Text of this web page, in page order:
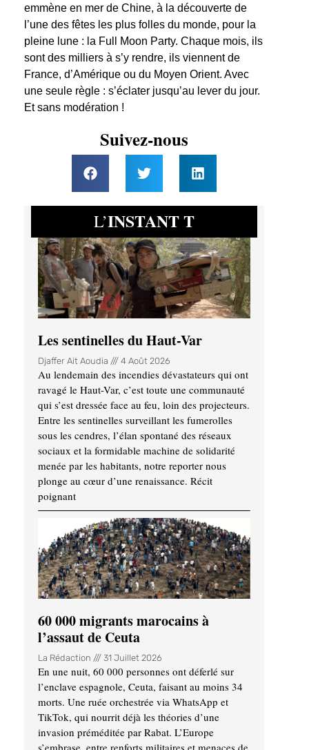
emmène en mer de Chine, à la découverte de
l’une des fêtes les plus folles du monde, pour la
pleine lune : la Full Moon Party. Chaque mois, ils
sont des milliers à s’y rendre, ils viennent de
France, d’Amérique ou du Moyen Orient. Avec
une seule règle : s’éclater jusqu’au lever du jour.
Et sans modération !
Suivez-nous
L’INSTANT T
Les sentinelles du Haut-Var
Djaffer Ait Aoudia 4 Août 2026
Au lendemain des incendies dévastateurs qui ont
ravagé le Haut-Var, c’est toute une communauté
qui s’est dressée face au feu, loin des projecteurs.
Entre les sentinelles surveillant les fumerolles
sous les cendres, l’élan spontané des réseaux
sociaux et la formidable machine de solidarité
menée par les habitants, notre reporter nous
plonge au cœur d’une renaissance. Récit
poignant
60 000 migrants marocains à
l’assaut de Ceuta
La Rédaction 31 Juillet 2026
En une nuit, 60 000 personnes ont déferlé sur
l’enclave espagnole, Ceuta, faisant au moins 34
morts. Une ruée orchestrée via WhatsApp et
TikTok, qui nourrit déjà les théories d’une
invasion préméditée par Rabat. L’Europe